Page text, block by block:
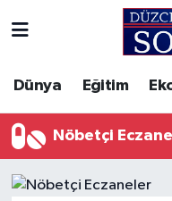
Dünya Eğitim
Nöbetçi
Gizlilik
İletişim
Akçakoca Hava
Akçakoca Trafik